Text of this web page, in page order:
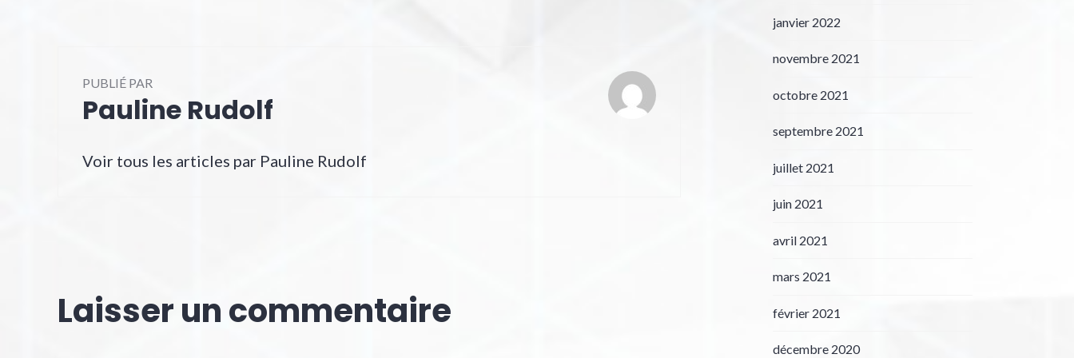
PUBLIÉ PAR
Pauline Rudolf
Voir tous les articles par Pauline Rudolf
Laisser un commentaire
janvier 2022
novembre 2021
octobre 2021
septembre 2021
juillet 2021
juin 2021
avril 2021
mars 2021
février 2021
décembre 2020